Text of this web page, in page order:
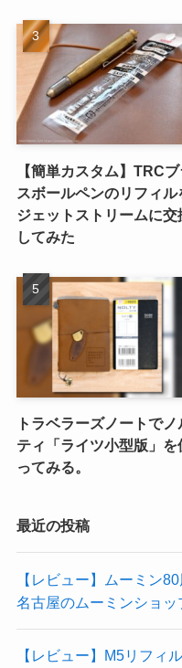
【簡単カスタム】TRCブ
スボールペンのリフィル
ジェットストリームに交
してみた
トラベラーズノートでノ
ティ「ライツ小型版」を
ってみる。
最近の投稿
【レビュー】ムーミン
名古屋のムーミンショッ
【レビュー】M5リフィ